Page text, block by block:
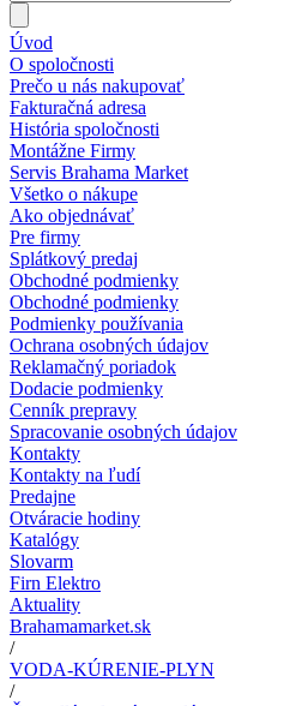
Úvod
O spoločnosti
Prečo u nás nakupovať
Fakturačná adresa
História spoločnosti
Montážne Firmy
Servis Brahama Market
Všetko o nákupe
Ako objednávať
Pre firmy
Splátkový predaj
Obchodné podmienky
Obchodné podmienky
Podmienky používania
Ochrana osobných údajov
Reklamačný poriadok
Dodacie podmienky
Cenník prepravy
Spracovanie osobných údajov
Kontakty
Kontakty na ľudí
Predajne
Otváracie hodiny
Katalógy
Slovarm
Firn Elektro
Aktuality
Brahamamarket.sk
/
VODA-KÚRENIE-PLYN
/